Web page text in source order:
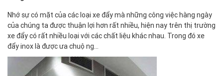
Nhớ sự có mặt của các loại xe đẩy mà những công việc hàng ngày
của chúng ta được thuận lợi hơn rất nhiều, hiện nay trên thị trường
xe đẩy có rất nhiều loại với các chất liệu khác nhau. Trong đó xe
đẩy inox là được ưa chuộng…